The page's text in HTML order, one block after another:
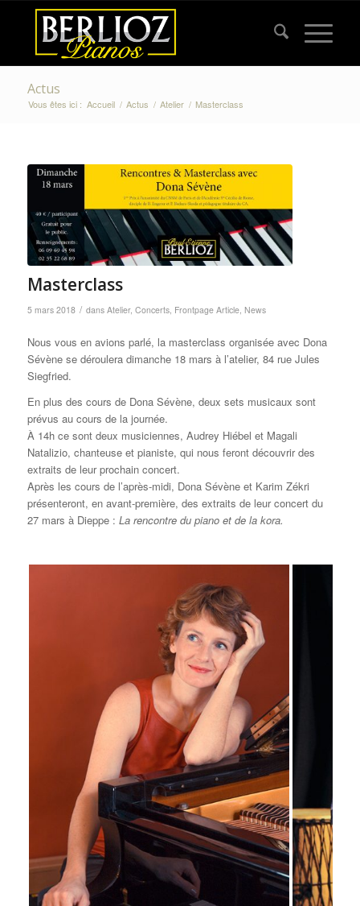
Actus
Vous êtes ici : Accueil / Actus / Atelier / Masterclass
Masterclass
5 mars 2018 / dans Atelier, Concerts, Frontpage Article, News
Nous vous en avions parlé, la masterclass organisée avec Dona
Sévène se déroulera dimanche 18 mars à l’atelier, 84 rue Jules
Siegfried.
En plus des cours de Dona Sévène, deux sets musicaux sont
prévus au cours de la journée.
À 14h ce sont deux musiciennes, Audrey Hiébel et Magali
Natalizio, chanteuse et pianiste, qui nous feront découvrir des
extraits de leur prochain concert.
Après les cours de l’après-midi, Dona Sévène et Karim Zékri
présenteront, en avant-première, des extraits de leur concert du
27 mars à Dieppe : La rencontre du piano et de la kora.